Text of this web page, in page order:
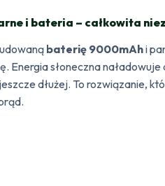
i bateria – całkowita
baterię 9000mAhi
Energia słoneczna
dłużej. To rozwiązanie,